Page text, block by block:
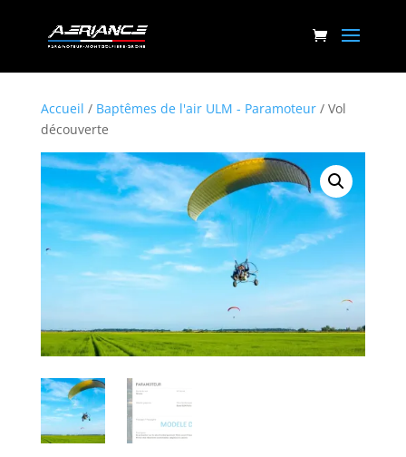
Accueil / Baptêmes de l'air ULM - Paramoteur/ Vol
découverte